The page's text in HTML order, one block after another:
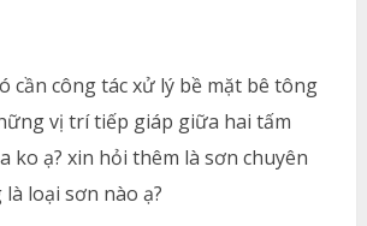
cần công tác xử lý bề mặt bê tông
vị trí tiếp giáp giữa hai tấm
ko ạ? xin hỏi thêm là sơn chuyên
là loại sơn nào ạ?